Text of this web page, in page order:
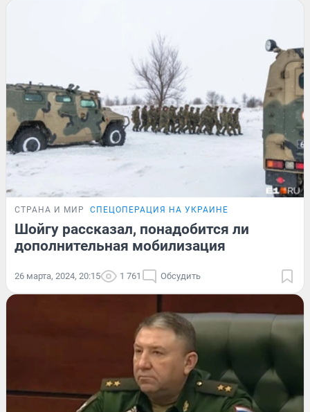
СТРАНА И МИР СПЕЦОПЕРАЦИЯ НА УКРАИНЕ
Шойгу рассказал, понадобится ли
дополнительная мобилизация
26 марта, 2024, 20:15 1 761 Обсудить